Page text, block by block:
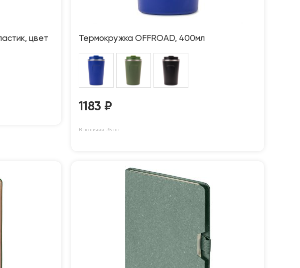
цвет
Термокружка OFFROAD, 400мл
1183 ₽
В наличии: 35 шт